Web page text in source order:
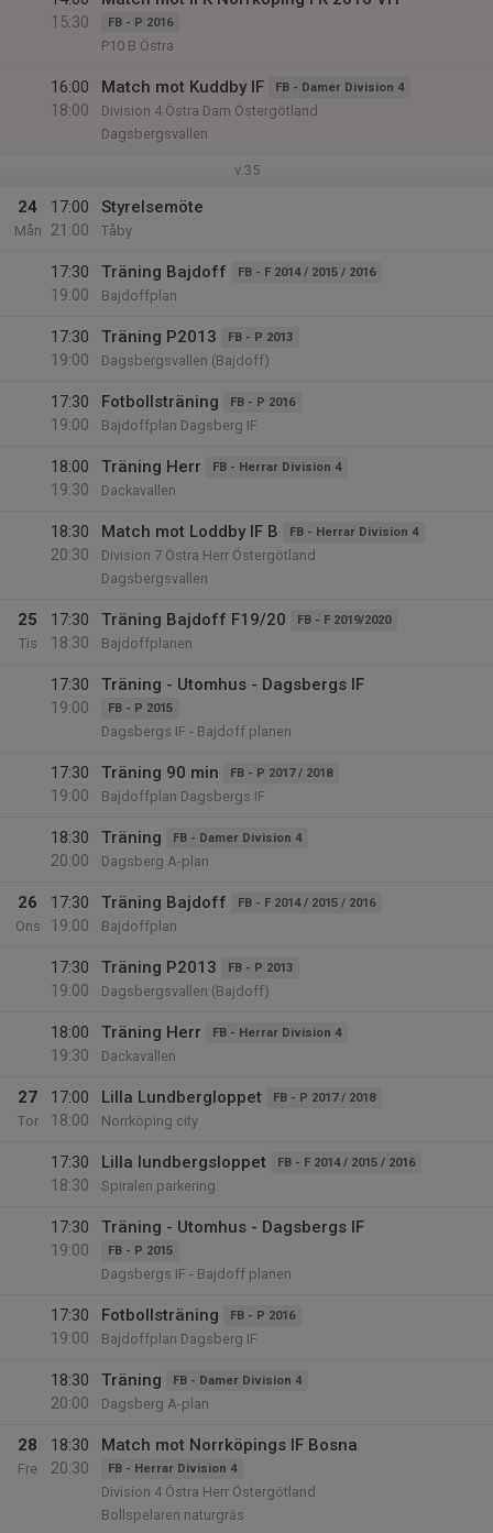
15:30
FB - P 2016
P10 B Östra
16:00
18:00
Match mot Kuddby IF FB - Damer Division 4
Division 4 Östra Dam Östergötland
Dagsbergsvallen
v.35
24
Mån
17:00
21:00
Styrelsemöte
Tåby
17:30
19:00
Träning Bajdoff FB - F 2014 / 2015 / 2016
Bajdoffplan
17:30
19:00
Träning P2013 FB - P 2013
Dagsbergsvallen (Bajdoff)
17:30
19:00
Fotbollsträning FB - P 2016
Bajdoffplan Dagsberg IF
18:00
19:30
Träning Herr FB - Herrar Division 4
Dackavallen
18:30
20:30
Match mot Loddby IF B FB - Herrar Division 4
Division 7 Östra Herr Östergötland
Dagsbergsvallen
25
Tis
17:30
18:30
Träning Bajdoff F19/20 FB - F 2019/2020
Bajdoffplanen
17:30
19:00
Träning - Utomhus - Dagsbergs IF
FB - P 2015
Dagsbergs IF - Bajdoff planen
17:30
19:00
Träning 90 min FB - P 2017 / 2018
Bajdoffplan Dagsbergs IF
18:30
20:00
Träning FB - Damer Division 4
Dagsberg A-plan
26
Ons
17:30
19:00
Träning Bajdoff FB - F 2014 / 2015 / 2016
Bajdoffplan
17:30
19:00
Träning P2013 FB - P 2013
Dagsbergsvallen (Bajdoff)
18:00
19:30
Träning Herr FB - Herrar Division 4
Dackavallen
27
Tor
17:00
18:00
Lilla Lundbergloppet FB - P 2017 / 2018
Norrköping city
17:30
18:30
Lilla lundbergsloppet FB - F 2014 / 2015 / 2016
Spiralen parkering
17:30
19:00
Träning - Utomhus - Dagsbergs IF
FB - P 2015
Dagsbergs IF - Bajdoff planen
17:30
19:00
Fotbollsträning FB - P 2016
Bajdoffplan Dagsberg IF
18:30
20:00
Träning FB - Damer Division 4
Dagsberg A-plan
28
Fre
18:30
20:30
Match mot Norrköpings IF Bosna
FB - Herrar Division 4
Division 4 Östra Herr Östergötland
Bollspelaren naturgräs